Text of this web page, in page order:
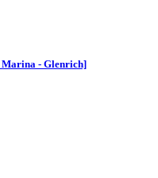
- Glenrich]